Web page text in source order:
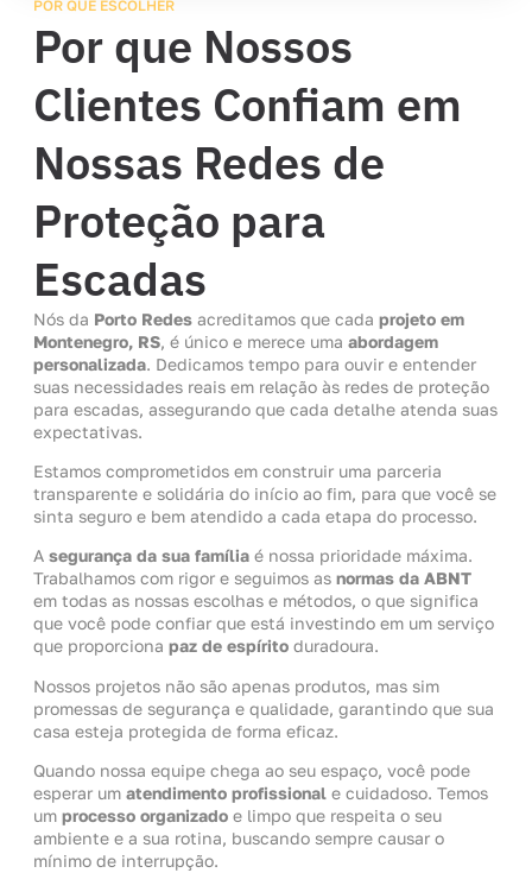
POR QUE ESCOLHER
Por que Nossos
Clientes Confiam em
Nossas Redes de
Proteção para
Escadas
Nós da Porto Redes acreditamos que cada projeto em
Montenegro, RS, é único e merece uma abordagem
personalizada. Dedicamos tempo para ouvir e entender
suas necessidades reais em relação às redes de proteção
para escadas, assegurando que cada detalhe atenda suas
expectativas.
Estamos comprometidos em construir uma parceria
transparente e solidária do início ao fim, para que você se
sinta seguro e bem atendido a cada etapa do processo.
A segurança da sua família é nossa prioridade máxima.
Trabalhamos com rigor e seguimos as normas da ABNT
em todas as nossas escolhas e métodos, o que significa
que você pode confiar que está investindo em um serviço
que proporciona paz de espírito duradoura.
Nossos projetos não são apenas produtos, mas sim
promessas de segurança e qualidade, garantindo que sua
casa esteja protegida de forma eficaz.
Quando nossa equipe chega ao seu espaço, você pode
esperar um atendimento profissional e cuidadoso. Temos
um processo organizado e limpo que respeita o seu
ambiente e a sua rotina, buscando sempre causar o
mínimo de interrupção.